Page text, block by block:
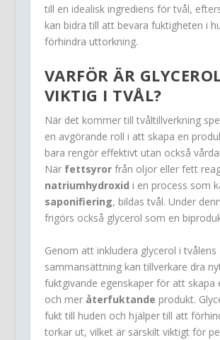
till en idealisk ingrediens för tvål,
kan bidra till att bevara fuktigheten i
förhindra uttorkning.
VARFÖR ÄR
VIKTIG I TVÅL?
När det kommer till tvåltillverkning
en avgörande roll i att skapa en
bara rengör effektivt utan också
När fettsyrorfrån oljor eller fett
natriumhydroxid i en process som
saponifiering, bildas tvål. Under
frigörs också glycerol som en
Genom att inkludera glycerol i tvålens
sammansättning kan tillverkare dra
fuktgivande egenskaper för att skapa
och mer återfuktande produkt.
fukt till huden och hjälper till att
torkar ut, vilket är särskilt viktigt för